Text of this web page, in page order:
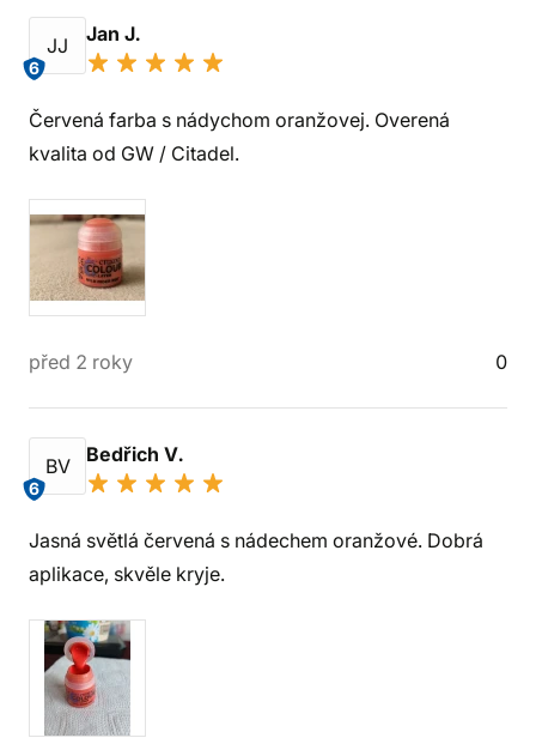
JJ
6
Jan J.
Červená farba s nádychom oranžovej. Overená
kvalita od GW / Citadel.
před 2 roky 0
BV
6
Bedřich V.
Jasná světlá červená s nádechem oranžové. Dobrá
aplikace, skvěle kryje.